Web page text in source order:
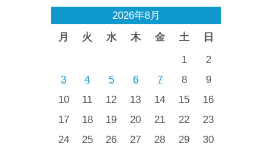
2026年8月
月
火 水 木 金 土 日
1
2
3
4 5 6 7 8
9
10
11 12 13 14 15
16
17
18 19 20 21 22
23
24
25 26 27 28 29
30